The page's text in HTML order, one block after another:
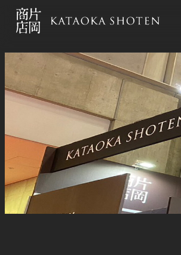
ン
ツ
へ
動
exhibitions ja